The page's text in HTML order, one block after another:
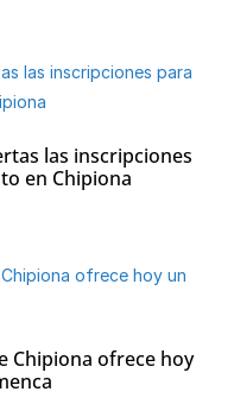
las inscripciones
en Chipiona
Chipiona ofrece hoy